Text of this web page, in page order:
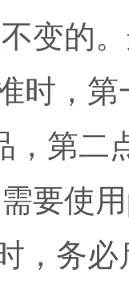
变的
时，
，第二
要使
，务